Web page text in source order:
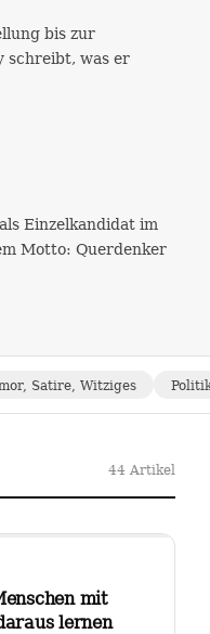
bis zur
schreibt, was er
Einzelkandidat im
Motto: Querdenker
Satire, Witziges
44 Artikel
mit
lernen